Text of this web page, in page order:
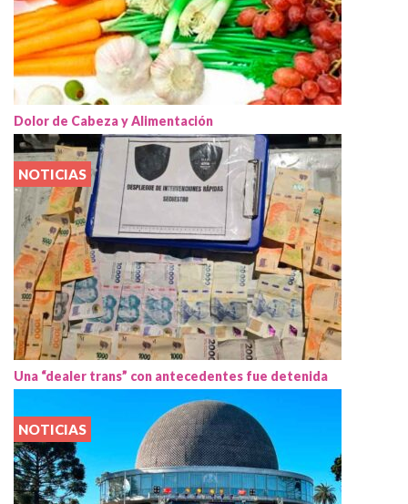
Dolor de Cabeza y Alimentación
NOTICIAS
Una “dealer trans” con antecedentes fue detenida
NOTICIAS